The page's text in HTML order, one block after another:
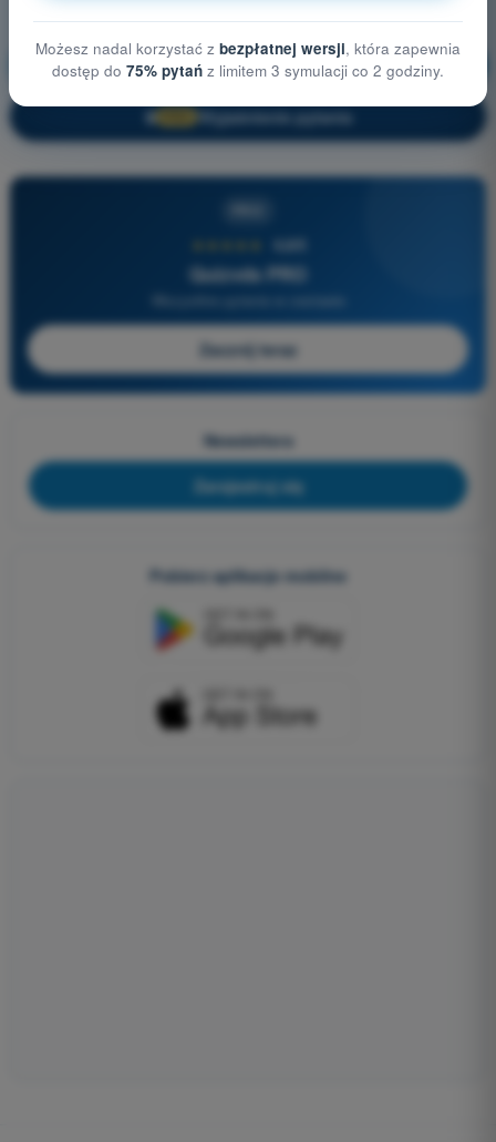
Procedury operacyjne Trening!
🔒 Wyjaśnienie pytania
4,6/5
Quizvds PRO
Zacznij teraz
Newslettera
Zarejestruj się
Pobierz aplikacje mobilne
Możesz nadal korzystać z bezpłatnej wersji, która zapewnia
dostęp do 75% pytań z limitem 3 symulacji co 2 godziny.